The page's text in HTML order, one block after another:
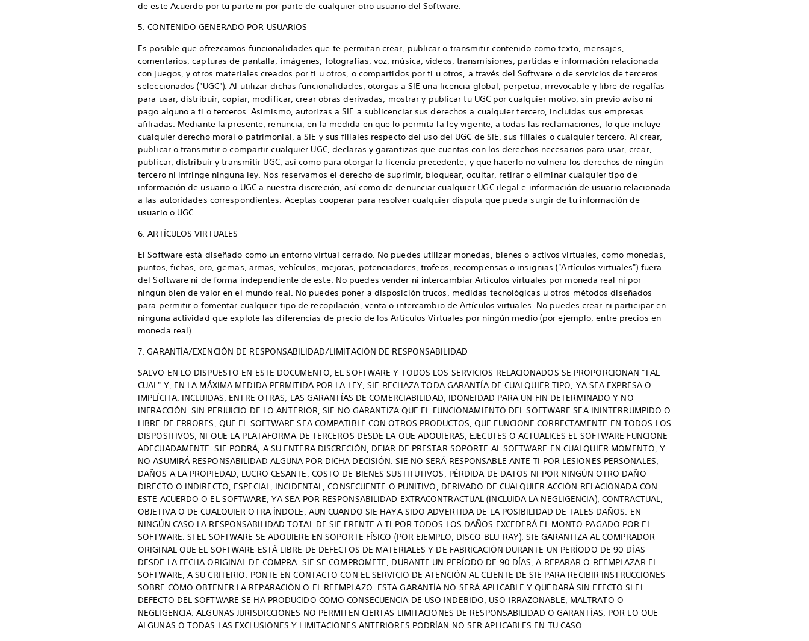
de este Acuerdo por tu parte ni por parte de cualquier otro usuario del Software.
5. CONTENIDO GENERADO POR USUARIOS
Es posible que ofrezcamos funcionalidades que te permitan crear, publicar o transmitir contenido como texto, mensajes,
comentarios, capturas de pantalla, imágenes, fotografías, voz, música, videos, transmisiones, partidas e información relacionada
con juegos, y otros materiales creados por ti u otros, o compartidos por ti u otros, a través del Software o de servicios de terceros
seleccionados ("UGC"). Al utilizar dichas funcionalidades, otorgas a SIE una licencia global, perpetua, irrevocable y libre de regalías
para usar, distribuir, copiar, modificar, crear obras derivadas, mostrar y publicar tu UGC por cualquier motivo, sin previo aviso ni
pago alguno a ti o terceros. Asimismo, autorizas a SIE a sublicenciar sus derechos a cualquier tercero, incluidas sus empresas
afiliadas. Mediante la presente, renuncia, en la medida en que lo permita la ley vigente, a todas las reclamaciones, lo que incluye
cualquier derecho moral o patrimonial, a SIE y sus filiales respecto del uso del UGC de SIE, sus filiales o cualquier tercero. Al crear,
publicar o transmitir o compartir cualquier UGC, declaras y garantizas que cuentas con los derechos necesarios para usar, crear,
publicar, distribuir y transmitir UGC, así como para otorgar la licencia precedente, y que hacerlo no vulnera los derechos de ningún
tercero ni infringe ninguna ley. Nos reservamos el derecho de suprimir, bloquear, ocultar, retirar o eliminar cualquier tipo de
información de usuario o UGC a nuestra discreción, así como de denunciar cualquier UGC ilegal e información de usuario relacionada
a las autoridades correspondientes. Aceptas cooperar para resolver cualquier disputa que pueda surgir de tu información de
usuario o UGC.
6. ARTÍCULOS VIRTUALES
El Software está diseñado como un entorno virtual cerrado. No puedes utilizar monedas, bienes o activos virtuales, como monedas,
puntos, fichas, oro, gemas, armas, vehículos, mejoras, potenciadores, trofeos, recompensas o insignias ("Artículos virtuales") fuera
del Software ni de forma independiente de este. No puedes vender ni intercambiar Artículos virtuales por moneda real ni por
ningún bien de valor en el mundo real. No puedes poner a disposición trucos, medidas tecnológicas u otros métodos diseñados
para permitir o fomentar cualquier tipo de recopilación, venta o intercambio de Artículos virtuales. No puedes crear ni participar en
ninguna actividad que explote las diferencias de precio de los Artículos Virtuales por ningún medio (por ejemplo, entre precios en
moneda real).
7. GARANTÍA/EXENCIÓN DE RESPONSABILIDAD/LIMITACIÓN DE RESPONSABILIDAD
SALVO EN LO DISPUESTO EN ESTE DOCUMENTO, EL SOFTWARE Y TODOS LOS SERVICIOS RELACIONADOS SE PROPORCIONAN "TAL
CUAL" Y, EN LA MÁXIMA MEDIDA PERMITIDA POR LA LEY, SIE RECHAZA TODA GARANTÍA DE CUALQUIER TIPO, YA SEA EXPRESA O
IMPLÍCITA, INCLUIDAS, ENTRE OTRAS, LAS GARANTÍAS DE COMERCIABILIDAD, IDONEIDAD PARA UN FIN DETERMINADO Y NO
INFRACCIÓN. SIN PERJUICIO DE LO ANTERIOR, SIE NO GARANTIZA QUE EL FUNCIONAMIENTO DEL SOFTWARE SEA ININTERRUMPIDO O
LIBRE DE ERRORES, QUE EL SOFTWARE SEA COMPATIBLE CON OTROS PRODUCTOS, QUE FUNCIONE CORRECTAMENTE EN TODOS LOS
DISPOSITIVOS, NI QUE LA PLATAFORMA DE TERCEROS DESDE LA QUE ADQUIERAS, EJECUTES O ACTUALICES EL SOFTWARE FUNCIONE
ADECUADAMENTE. SIE PODRÁ, A SU ENTERA DISCRECIÓN, DEJAR DE PRESTAR SOPORTE AL SOFTWARE EN CUALQUIER MOMENTO, Y
NO ASUMIRÁ RESPONSABILIDAD ALGUNA POR DICHA DECISIÓN. SIE NO SERÁ RESPONSABLE ANTE TI POR LESIONES PERSONALES,
DAÑOS A LA PROPIEDAD, LUCRO CESANTE, COSTO DE BIENES SUSTITUTIVOS, PÉRDIDA DE DATOS NI POR NINGÚN OTRO DAÑO
DIRECTO O INDIRECTO, ESPECIAL, INCIDENTAL, CONSECUENTE O PUNITIVO, DERIVADO DE CUALQUIER ACCIÓN RELACIONADA CON
ESTE ACUERDO O EL SOFTWARE, YA SEA POR RESPONSABILIDAD EXTRACONTRACTUAL (INCLUIDA LA NEGLIGENCIA), CONTRACTUAL,
OBJETIVA O DE CUALQUIER OTRA ÍNDOLE, AUN CUANDO SIE HAYA SIDO ADVERTIDA DE LA POSIBILIDAD DE TALES DAÑOS. EN
NINGÚN CASO LA RESPONSABILIDAD TOTAL DE SIE FRENTE A TI POR TODOS LOS DAÑOS EXCEDERÁ EL MONTO PAGADO POR EL
SOFTWARE. SI EL SOFTWARE SE ADQUIERE EN SOPORTE FÍSICO (POR EJEMPLO, DISCO BLU-RAY), SIE GARANTIZA AL COMPRADOR
ORIGINAL QUE EL SOFTWARE ESTÁ LIBRE DE DEFECTOS DE MATERIALES Y DE FABRICACIÓN DURANTE UN PERÍODO DE 90 DÍAS
DESDE LA FECHA ORIGINAL DE COMPRA. SIE SE COMPROMETE, DURANTE UN PERÍODO DE 90 DÍAS, A REPARAR O REEMPLAZAR EL
SOFTWARE, A SU CRITERIO. PONTE EN CONTACTO CON EL SERVICIO DE ATENCIÓN AL CLIENTE DE SIE PARA RECIBIR INSTRUCCIONES
SOBRE CÓMO OBTENER LA REPARACIÓN O EL REEMPLAZO. ESTA GARANTÍA NO SERÁ APLICABLE Y QUEDARÁ SIN EFECTO SI EL
DEFECTO DEL SOFTWARE SE HA PRODUCIDO COMO CONSECUENCIA DE USO INDEBIDO, USO IRRAZONABLE, MALTRATO O
NEGLIGENCIA. ALGUNAS JURISDICCIONES NO PERMITEN CIERTAS LIMITACIONES DE RESPONSABILIDAD O GARANTÍAS, POR LO QUE
ALGUNAS O TODAS LAS EXCLUSIONES Y LIMITACIONES ANTERIORES PODRÍAN NO SER APLICABLES EN TU CASO.